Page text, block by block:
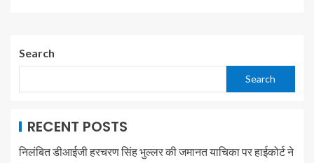
Search
Search
RECENT POSTS
निलंबित डीआईजी हरचरण सिंह भुल्लर की जमानत याचिका पर हाईकोर्ट ने